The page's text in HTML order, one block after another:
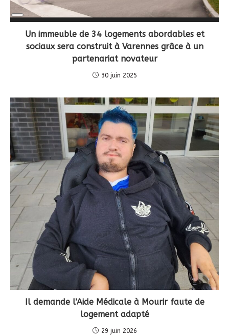
Long
Un immeuble de 34 logements abordables et
sociaux sera construit à Varennes grâce à un
partenariat novateur
30 juin 2025
Il demande l’Aide Médicale à Mourir faute de
logement adapté
29 juin 2026